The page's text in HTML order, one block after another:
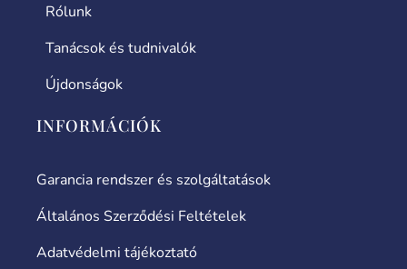
Rólunk
Tanácsok és tudnivalók
Újdonságok
INFORMÁCIÓK
Garancia rendszer és szolgáltatások
Általános Szerződési Feltételek
Adatvédelmi tájékoztató